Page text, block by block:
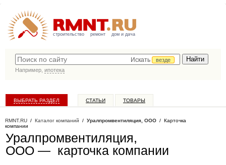
строительство ремонт дом и дача
Искать
везде
Например, ипотека
ВЫБРАТЬ РАЗДЕЛ СТАТЬИ ТОВАРЫ
RMNT.RU / Каталог компаний / Уралпромвентиляция, ООО / Карточка
компании
Уралпромвентиляция,
ООО — карточка компании